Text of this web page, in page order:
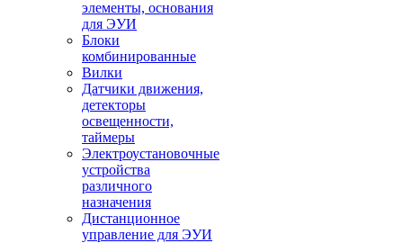
элементы, основания
для ЭУИ
Блоки
комбинированные
Вилки
Датчики движения,
детекторы
освещенности,
таймеры
Электроустановочные
устройства
различного
назначения
Дистанционное
управление для ЭУИ